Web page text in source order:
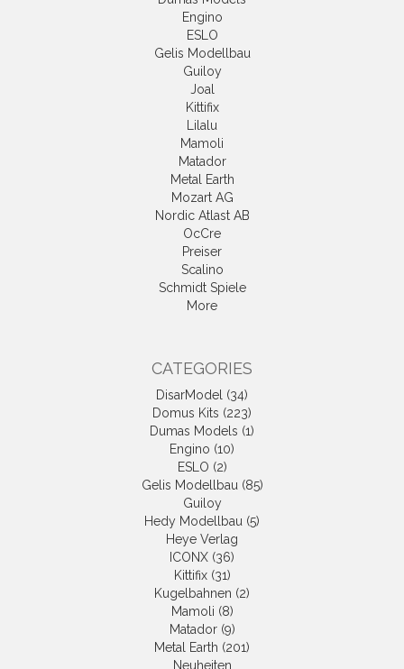
Engino
ESLO
Gelis Modellbau
Guiloy
Joal
Kittifix
Lilalu
Mamoli
Matador
Metal Earth
Mozart AG
Nordic Atlast AB
OcCre
Preiser
Scalino
Schmidt Spiele
More
CATEGORIES
DisarModel (34)
Domus Kits (223)
Dumas Models (1)
Engino (10)
ESLO (2)
Gelis Modellbau (85)
Guiloy
Hedy Modellbau (5)
Heye Verlag
ICONX (36)
Kittifix (31)
Kugelbahnen (2)
Mamoli (8)
Matador (9)
Metal Earth (201)
Neuheiten